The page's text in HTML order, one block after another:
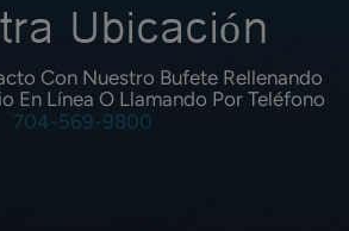
Con Nuestro Bufete Rellenando
En Línea O Llamando Por Teléfono
704-569-9800
Ubicación